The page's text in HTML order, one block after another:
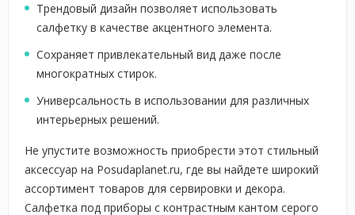
Трендовый дизайн позволяет использовать
салфетку в качестве акцентного элемента.
Сохраняет привлекательный вид даже после
многократных стирок.
Универсальность в использовании для различных
интерьерных решений.
Не упустите возможность приобрести этот стильный
аксессуар на Posudaplanet.ru, где вы найдете широкий
ассортимент товаров для сервировки и декора.
Салфетка под приборы с контрастным кантом серого